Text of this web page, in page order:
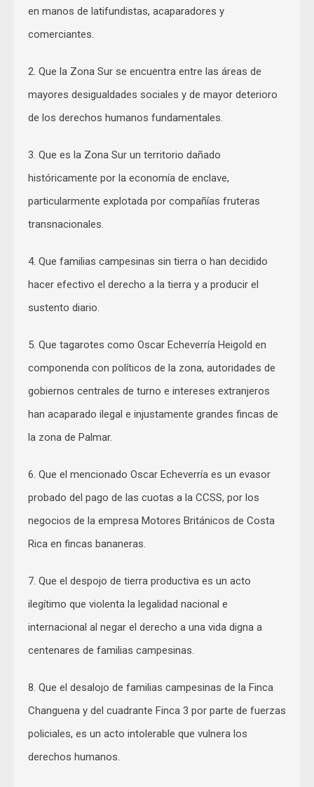
en manos de latifundistas, acaparadores y
comerciantes.
2. Que la Zona Sur se encuentra entre las áreas de
mayores desigualdades sociales y de mayor deterioro
de los derechos humanos fundamentales.
3. Que es la Zona Sur un territorio dañado
históricamente por la economía de enclave,
particularmente explotada por compañías fruteras
transnacionales.
4. Que familias campesinas sin tierra o han decidido
hacer efectivo el derecho a la tierra y a producir el
sustento diario.
5. Que tagarotes como Oscar Echeverría Heigold en
componenda con políticos de la zona, autoridades de
gobiernos centrales de turno e intereses extranjeros
han acaparado ilegal e injustamente grandes fincas de
la zona de Palmar.
6. Que el mencionado Oscar Echeverría es un evasor
probado del pago de las cuotas a la CCSS, por los
negocios de la empresa Motores Británicos de Costa
Rica en fincas bananeras.
7. Que el despojo de tierra productiva es un acto
ilegítimo que violenta la legalidad nacional e
internacional al negar el derecho a una vida digna a
centenares de familias campesinas.
8. Que el desalojo de familias campesinas de la Finca
Changuena y del cuadrante Finca 3 por parte de fuerzas
policiales, es un acto intolerable que vulnera los
derechos humanos.